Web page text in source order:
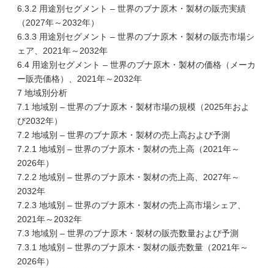
6.3.2 用途別セグメント – 世界のブナ原木・製材の販売実績
（2027年～2032年）
6.3.3 用途別セグメント – 世界のブナ原木・製材の販売市場シ
ェア、2021年～2032年
6.4 用途別セグメント – 世界のブナ原木・製材の価格（メーカ
ー販売価格）、2021年～2032年
7 地域別分析
7.1 地域別 – 世界のブナ原木・製材市場の規模（2025年およ
び2032年）
7.2 地域別 – 世界のブナ原木・製材の売上高および予測
7.2.1 地域別 – 世界のブナ原木・製材の売上高（2021年～
2026年）
7.2.2 地域別 – 世界のブナ原木・製材の売上高、2027年～
2032年
7.2.3 地域別 – 世界のブナ原木・製材の売上高市場シェア、
2021年～2032年
7.3 地域別 – 世界のブナ原木・製材の販売数量および予測
7.3.1 地域別 – 世界のブナ原木・製材の販売数量（2021年～
2026年）